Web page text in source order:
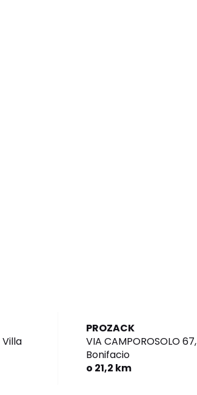
PROZACK
VIA CAMPOROSOLO 67,
Bonifacio
o 21,2 km